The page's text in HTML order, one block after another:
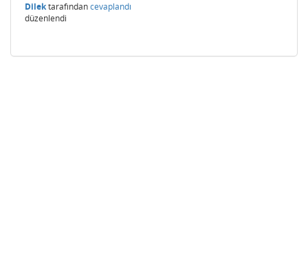
Dilektarafındancevaplandı
düzenlendi